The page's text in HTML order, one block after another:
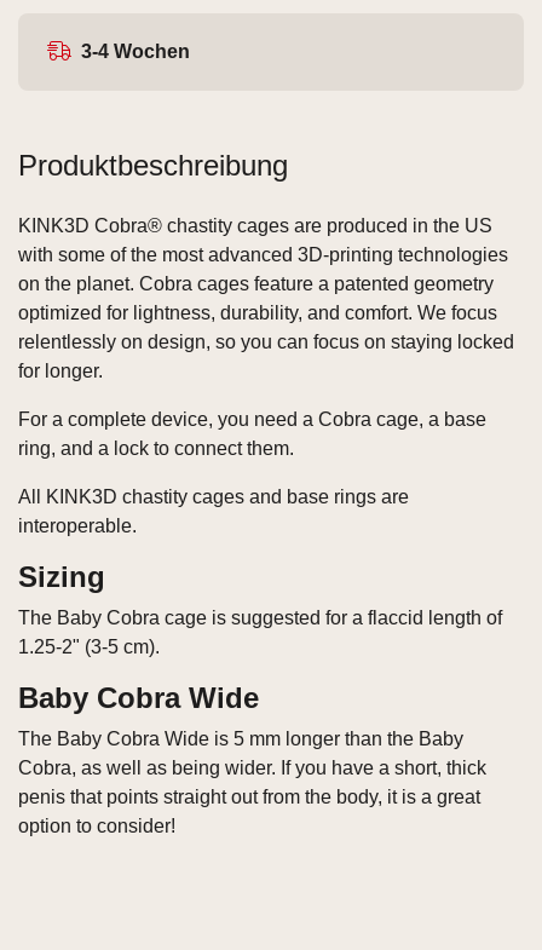
3-4 Wochen
Produktbeschreibung
KINK3D Cobra® chastity cages are produced in the US
with some of the most advanced 3D-printing technologies
on the planet. Cobra cages feature a patented geometry
optimized for lightness, durability, and comfort. We focus
relentlessly on design, so you can focus on staying locked
for longer.
For a complete device, you need a Cobra cage, a base
ring, and a lock to connect them.
All KINK3D chastity cages and base rings are
interoperable.
Sizing
The Baby Cobra cage is suggested for a flaccid length of
1.25-2" (3-5 cm).
Baby Cobra Wide
The Baby Cobra Wide is 5 mm longer than the Baby
Cobra, as well as being wider. If you have a short, thick
penis that points straight out from the body, it is a great
option to consider!